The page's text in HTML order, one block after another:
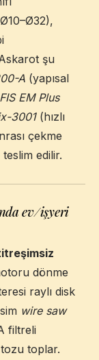
şu
A (yapısal
EM Plus
3001(hızlı
çekme
edilir.
ev/işyeri
dönme
raylı disk
wire saw
filtreli
toplar.